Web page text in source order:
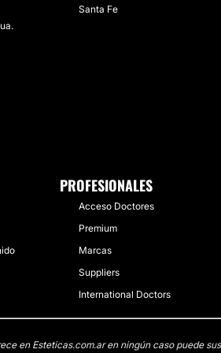
Santa Fe
PROFESIONALES
Acceso Doctores
Premium
Marcas
Suppliers
International Doctors
en Esteticas.com.ar en ningún caso puede